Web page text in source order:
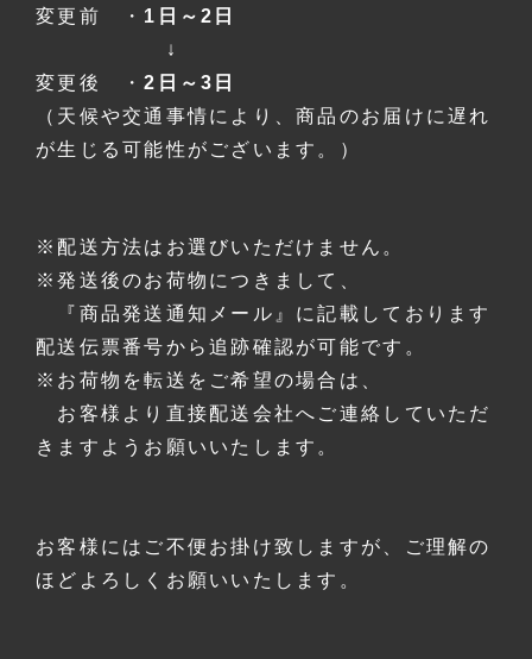
変更前 ・ 1日～2日
↓
変更後 ・2日～3日
（天候や交通事情により、商品のお届けに遅れ
が生じる可能性がございます。）
※配送方法はお選びいただけません。
※発送後のお荷物につきまして、
『商品発送通知メール』に記載しております
配送伝票番号から追跡確認が可能です。
※お荷物を転送をご希望の場合は、
お客様より直接配送会社へご連絡していただ
きますようお願いいたします。
お客様にはご不便お掛け致しますが、ご理解の
ほどよろしくお願いいたします。